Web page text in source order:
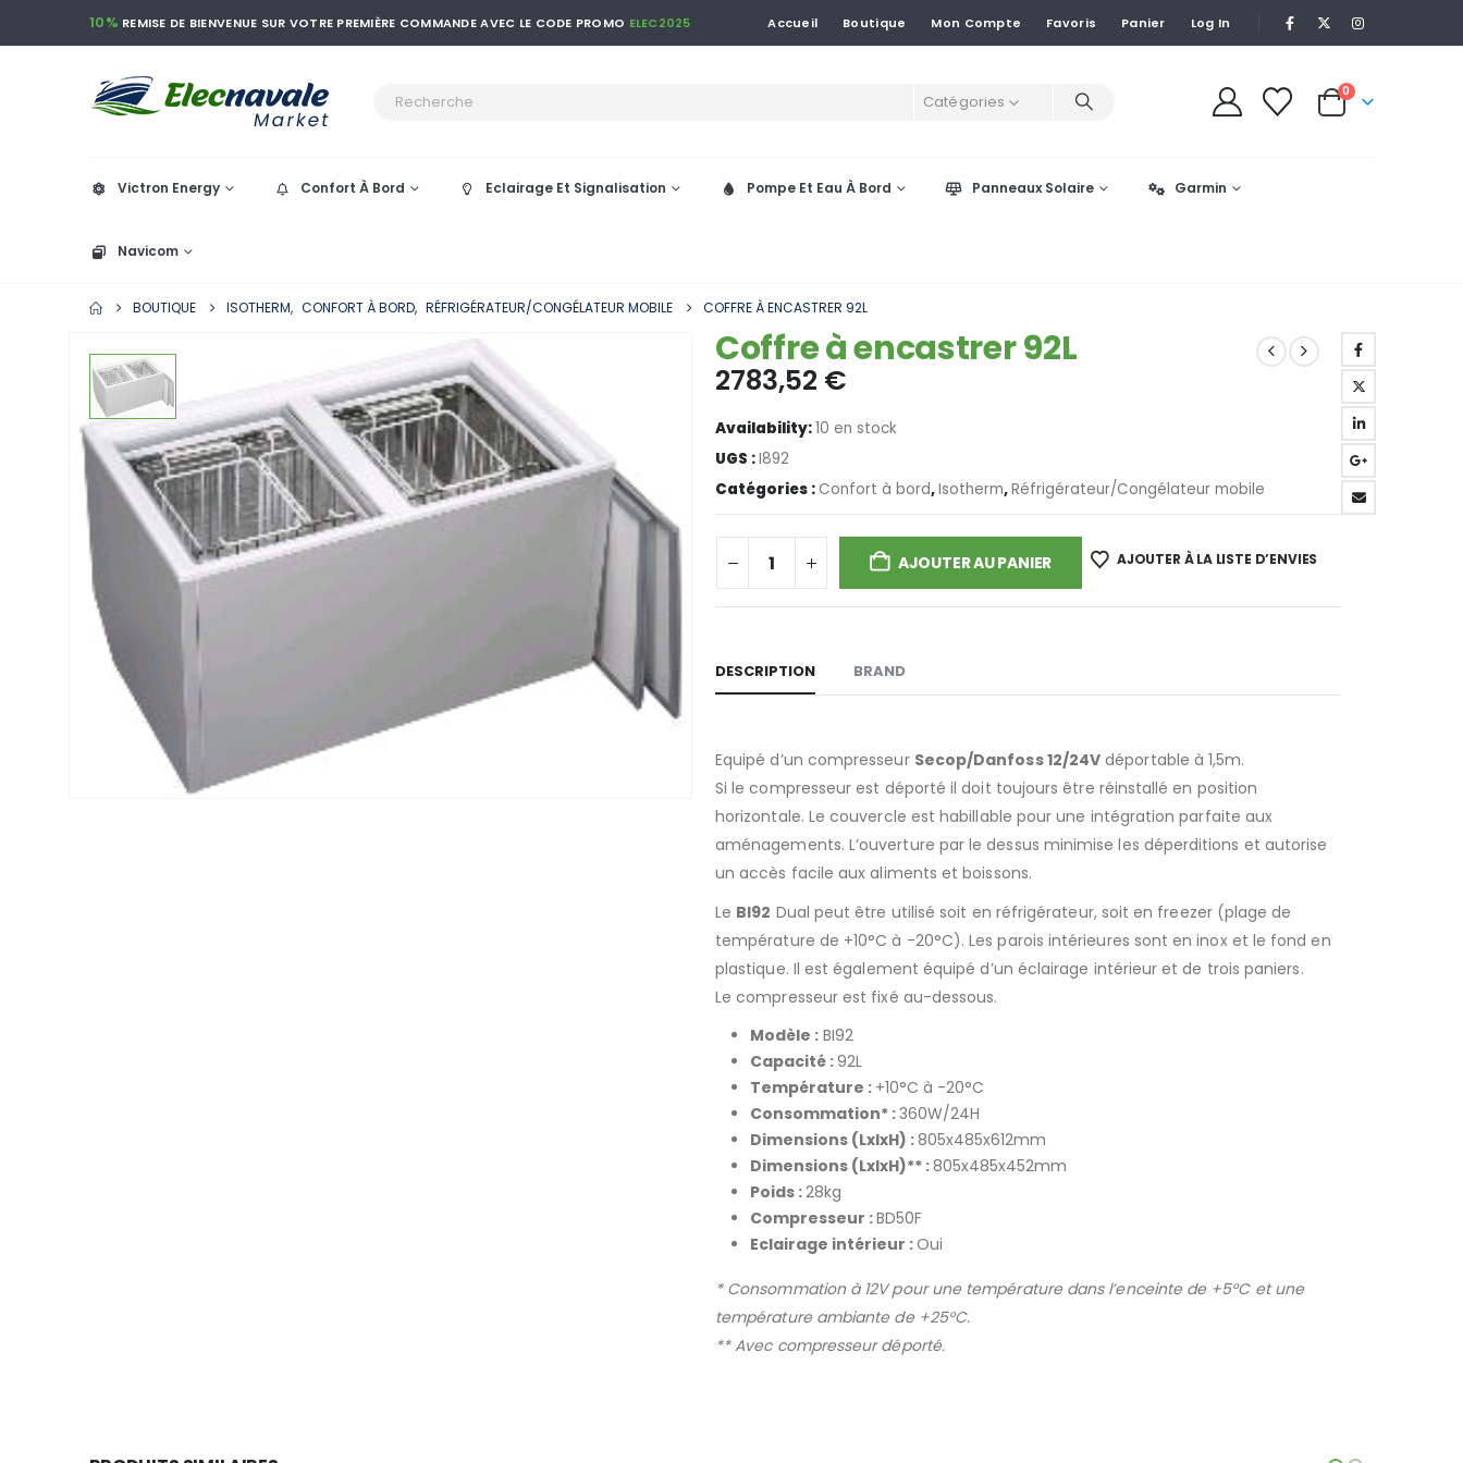
10% REMISE DE BIENVENUE SUR VOTRE PREMIÈRE COMMANDE AVEC LE CODE PROMO ELEC2025 Accueil Boutique Mon Compte Favoris Panier Log In
Catégories
0
Victron Energy Confort À Bord Eclairage Et Signalisation Pompe Et Eau À Bord Panneaux Solaire Garmin
Navicom
BOUTIQUE ISOTHERM, CONFORT À BORD, RÉFRIGÉRATEUR/CONGÉLATEUR MOBILE COFFRE À ENCASTRER 92L
Coffre à encastrer 92L
2783,52 €
Availability:10 en stock
UGS :I892
Catégories : Confort à bord,Isotherm,Réfrigérateur/Congélateur mobile
AJOUTER AU PANIER AJOUTER À LA LISTE D’ENVIES
DESCRIPTION BRAND
Equipé d’un compresseur Secop/Danfoss 12/24V déportable à 1,5m.
Si le compresseur est déporté il doit toujours être réinstallé en position
horizontale. Le couvercle est habillable pour une intégration parfaite aux
aménagements. L’ouverture par le dessus minimise les déperditions et autorise
un accès facile aux aliments et boissons.
Le BI92 Dual peut être utilisé soit en réfrigérateur, soit en freezer (plage de
température de +10°C à -20°C). Les parois intérieures sont en inox et le fond en
plastique. Il est également équipé d’un éclairage intérieur et de trois paniers.
Le compresseur est fixé au-dessous.
Modèle : BI92
Capacité :92L
Température : +10°C à -20°C
Consommation* :360W/24H
Dimensions (LxlxH) : 805x485x612mm
Dimensions (LxlxH)** : 805x485x452mm
Poids :28kg
Compresseur :BD50F
Eclairage intérieur :Oui
* Consommation à 12V pour une température dans l’enceinte de +5°C et une
température ambiante de +25°C.
** Avec compresseur déporté.